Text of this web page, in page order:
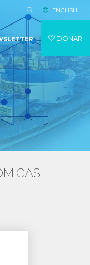
ENGLISH
DONAR